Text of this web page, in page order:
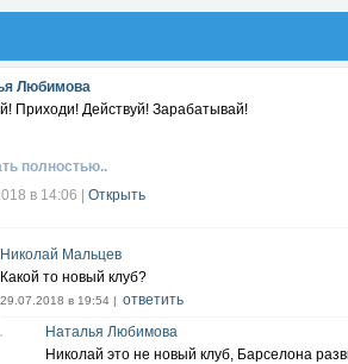
Любимова
Приходи! Действуй! Зарабатывай!
полностью..
в 14:06
Открыть
Николай Мальцев
Какой то новый клуб?
29.07.2018 в 19:54 | ответить
Наталья Любимова
Николай это не новый клуб, Барселона